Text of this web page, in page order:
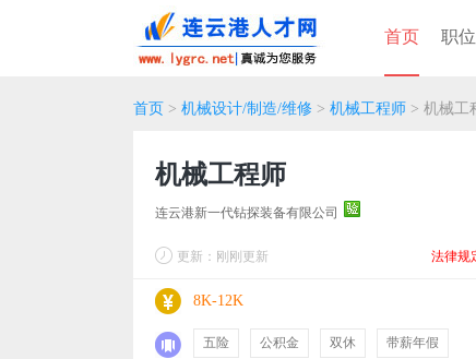
首页 职位
首页 > 机械设计/制造/维修 > 机械工程师 > 机械工
机械工程师
连云港新一代钻探装备有限公司
更新：刚刚更新 法律规
8K-12K
五险 公积金 双休 带薪年假